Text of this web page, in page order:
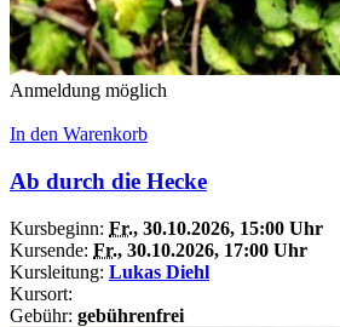
Anmeldung möglich
In den Warenkorb
Ab durch die Hecke
Kursbeginn: Fr., 30.10.2026, 15:00 Uhr
Kursende: Fr., 30.10.2026, 17:00 Uhr
Kursleitung: Lukas Diehl
Kursort:
Gebühr: gebührenfrei